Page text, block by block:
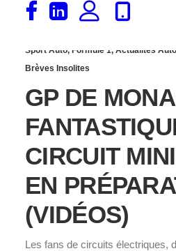
Sport Auto, Formule 1, Actualités
Brèves Insolites
GP DE
CIRCUIT
EN
(VIDÉOS)
Les fans de circuits électriques,